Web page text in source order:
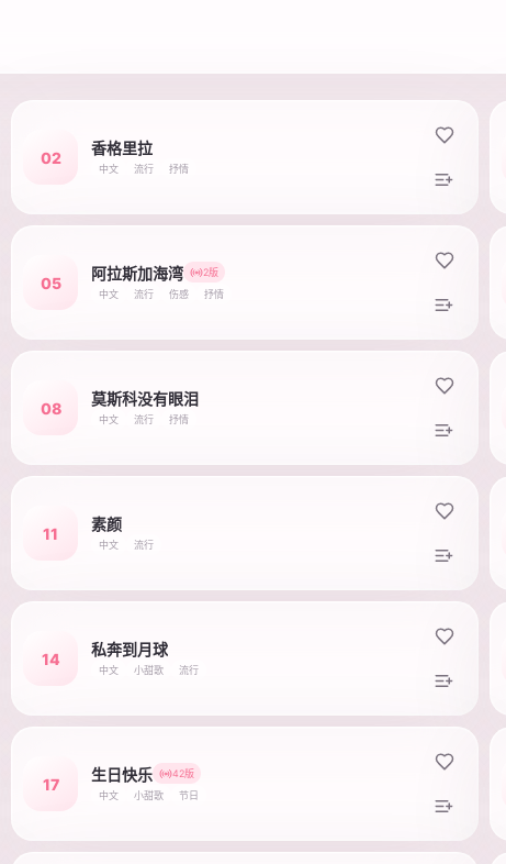
02
香格里拉
中文 流行 抒情
05
阿拉斯加海湾
2版
中文
流行 伤感 抒情
08
莫斯科没有眼泪
中文 流行 抒情
11
素颜
中文 流行
14
私奔到月球
中文 小甜歌 流行
17
生日快乐
42版
中文
小甜歌 节日